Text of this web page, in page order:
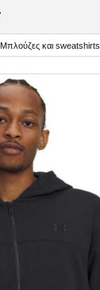
Μπλούζες και sweatshirts